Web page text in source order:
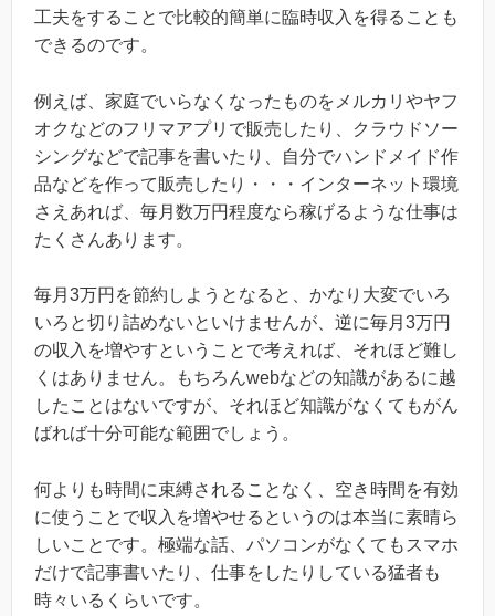
工夫をすることで比較的簡単に臨時収入を得ることも
できるのです。
例えば、家庭でいらなくなったものをメルカリやヤフ
オクなどのフリマアプリで販売したり、クラウドソー
シングなどで記事を書いたり、自分でハンドメイド作
品などを作って販売したり・・・インターネット環境
さえあれば、毎月数万円程度なら稼げるような仕事は
たくさんあります。
毎月3万円を節約しようとなると、かなり大変でいろ
いろと切り詰めないといけませんが、逆に毎月3万円
の収入を増やすということで考えれば、それほど難し
くはありません。もちろんwebなどの知識があるに越
したことはないですが、それほど知識がなくてもがん
ばれば十分可能な範囲でしょう。
何よりも時間に束縛されることなく、空き時間を有効
に使うことで収入を増やせるというのは本当に素晴ら
しいことです。極端な話、パソコンがなくてもスマホ
だけで記事書いたり、仕事をしたりしている猛者も
時々いるくらいです。